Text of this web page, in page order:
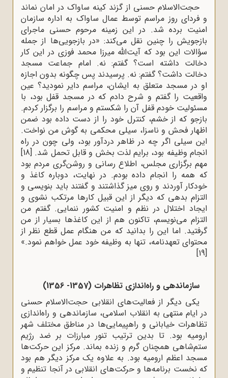
حجت‌الاسلام حسنی از گزند کینه ساواک در امان نماند
و فردای روز مراسم توسط عمال ساواک به اداره سازمان
امنیت برده شد. در این زمینه مرحوم حسنی ماجرای
بازجویش را چنین نقل می‌کند: «در بازجویى‌ها از جمله
سؤالات این بود که آیت‌الله میرزا محمد فوزى در این کار
دخالت داشته است؟ گفتم: نه. امام جماعت مسجد
دخالت داشت؟ گفتم: نه. پرسیدند پس چگونه بدون اجازه‌
او در مسجد متعلق به ایشان، مراسم دایر نمودید؟ عین
واقعیت را گفتم و شرح دادم که در مسجد قفل بود، با
مسئولیت خودم قفل آن را شکستم و مراسم را برگزار کردم.
بازجو که از خشم، کنترل خود را از دست داده بود ضمن
اظهار فحش و ناسزا، سیلى محکمى به گوش من نواخت.
این سیلى اگر چه در ظاهر دردآور بود، ولى چون در راه
انجام وظیفه بود، برایم لذت‌ بخش و قابل تحمل شد. [18]
مهم برگزارى مجلس، اطلاع رسانى و روشن‌گرى مردم بود
که همه را انجام داده بودم. در نهایت، دوباره کاغذ و
خودکار آوردند و روى میز گذاشتند و گفتند باید بنویسى و
التزام بدهى که دیگر از این قبیل کارها مرتکب نشوى و
ایجاد اختلال در نظم و امنیت کشور ننمایى. گفتم من
التزام مى‌نویسم، تاکنون هم از این کاغذها بسیار از من
گرفتید. اما این را بدانید که من هنگام عمل قطع نظر از
محتواى تعهدنامه، تنها به وظیفه‌ خود عمل خواهم نمود.»
[19]
سازماندهى و راه‌اندازى تظاهرات (1357- 1356)
یکى دیگر از فعالیت‌هاى انقلابی حجت‌الاسلام حسنی
در ایام منتهی به انقلاب اسلامی، سازماندهى و راه‌اندازى
تظاهرات خیابانى و راهپیمایى‌ها در مناطق مختلف شهر
ارومیه بود. تا بدین ترتیب تنور مبارزات بر ضد رژیم
ستم‌شاهى همچنان گرم و زنده بماند. مرکز این حرکت‌ها
مسجد اعظم ارومیه بود. به ‌علاوه یک مرکز دیگر هم بود
که نخست برنامه‌ها و حرکت‌هاى انقلابى در آنجا تنظیم و